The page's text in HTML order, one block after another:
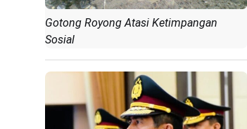
Gotong Royong Atasi Ketimpangan
Sosial